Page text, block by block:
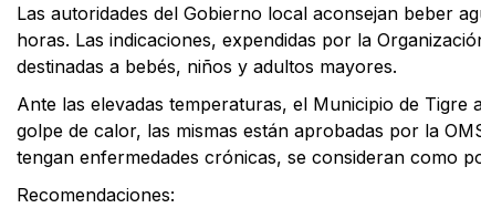
Las autoridades del Gobierno local aconsejan beber
horas. Las indicaciones, expendidas por la
destinadas a bebés, niños y adultos mayores.
Ante las elevadas temperaturas, el Municipio de Tigre
golpe de calor, las mismas están aprobadas por la
tengan enfermedades crónicas, se consideran como
Recomendaciones: